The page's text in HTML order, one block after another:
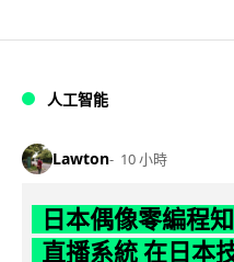
人工智能
Lawton 10 小時
日本偶像零編程
直播系統 在日本